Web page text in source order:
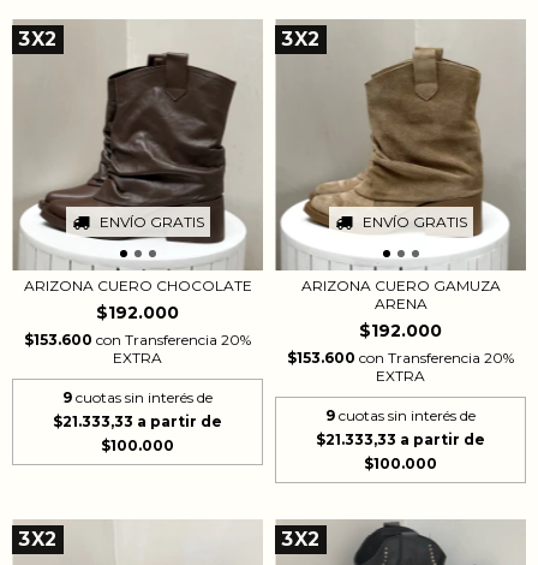
3X2
ENVÍO GRATIS
ARIZONA CUERO CHOCOLATE
$192.000
$153.600 con Transferencia 20%
EXTRA
9 cuotas sin interés de
$21.333,33
3X2
ENVÍO GRATIS
ARIZONA CUERO GAMUZA
ARENA
$192.000
$153.600 con Transferencia 20%
EXTRA
9 cuotas sin interés de
$21.333,33
3X2 3X2